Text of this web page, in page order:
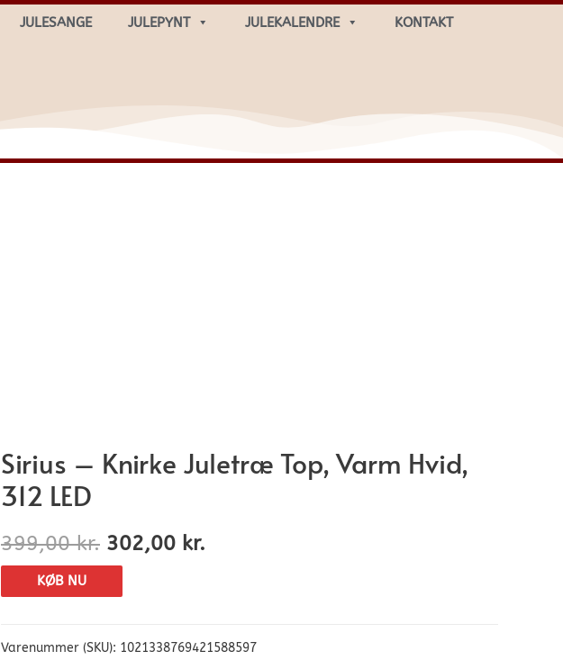
JULESANGE JULEPYNT JULEKALENDRE KONTAKT
Sirius – Knirke Juletræ Top, Varm Hvid,
312 LED
399,00kr. 302,00 kr.
KØB NU
Varenummer (SKU): 1021338769421588597